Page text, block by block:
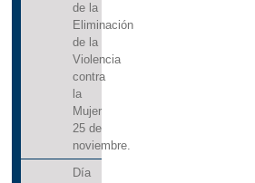
de la
Eliminación
de la
Violencia
contra
la
Mujer
25 de
noviembre.
Día